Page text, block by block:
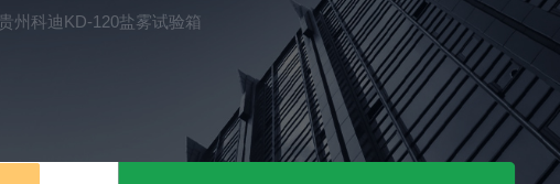
贵州科迪KD-120盐雾试验箱